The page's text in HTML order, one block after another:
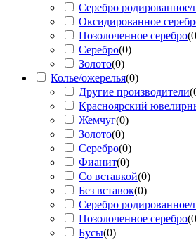
Серебро
Оксидированное
Позолоченное серебро(0
Серебро(0)
Золото(0)
Колье/ожерелья(0)
Другие производители(
Красноярский
Жемчуг(0)
Золото(0)
Серебро(0)
Фианит(0)
Со вставкой(0)
Без вставок(0)
Серебро
Позолоченное серебро(0
Бусы(0)